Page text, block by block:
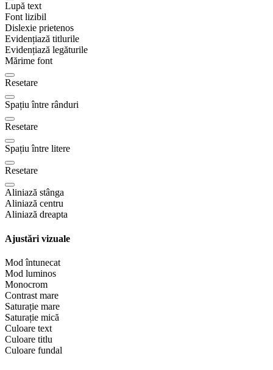
Lupă text
Font lizibil
Dislexie prietenos
Evidențiază titlurile
Evidențiază legăturile
Mărime font
Resetare
Spațiu între rânduri
Resetare
Spațiu între litere
Resetare
Aliniază stânga
Aliniază centru
Aliniază dreapta
Ajustări vizuale
Mod întunecat
Mod luminos
Monocrom
Contrast mare
Saturație mare
Saturație mică
Culoare text
Culoare titlu
Culoare fundal